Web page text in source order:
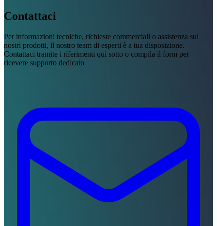
Contattaci
Per informazioni tecniche, richieste commerciali o assistenza sui
nostri prodotti, il nostro team di esperti è a tua disposizione.
Contattaci tramite i riferimenti qui sotto o compila il form per
ricevere supporto dedicato